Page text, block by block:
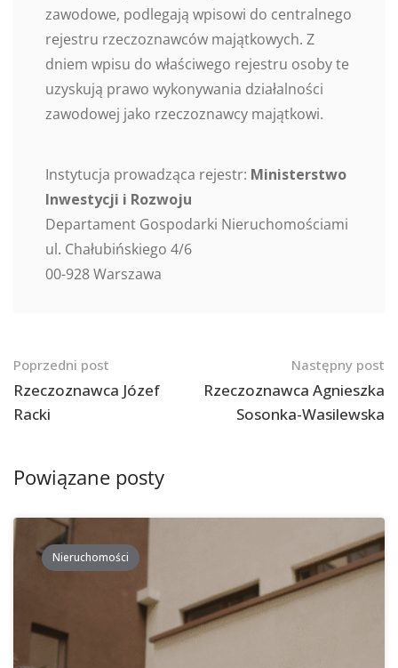
zawodowe, podlegają wpisowi do centralnego
rejestru rzeczoznawców majątkowych. Z
dniem wpisu do właściwego rejestru osoby te
uzyskują prawo wykonywania działalności
zawodowej jako rzeczoznawcy majątkowi.
Instytucja prowadząca rejestr: Ministerstwo
Inwestycji i Rozwoju
Departament Gospodarki Nieruchomościami
ul. Chałubińskiego 4/6
00-928 Warszawa
Nawigacja
po
postach
Poprzedni post
Rzeczoznawca Józef
Racki
Następny post
Rzeczoznawca Agnieszka
Sosonka-Wasilewska
Powiązane posty
Nieruchomości